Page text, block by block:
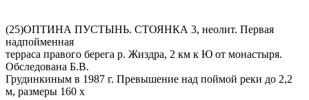
(25)ОПТИНА ПУСТЫНЬ. СТОЯНКА 3, неолит. Первая
надпойменная
терраса правого берега р. Жиздра, 2 км к Ю от монастыря.
Обследована Б.В.
Грудинкиным в 1987 г. Превышение над поймой реки до 2,2
м, размеры 160 х